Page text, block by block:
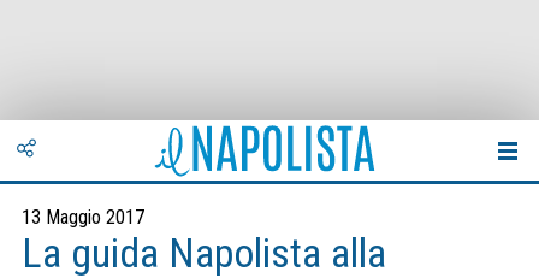
13 Maggio 2017
La guida Napolista alla